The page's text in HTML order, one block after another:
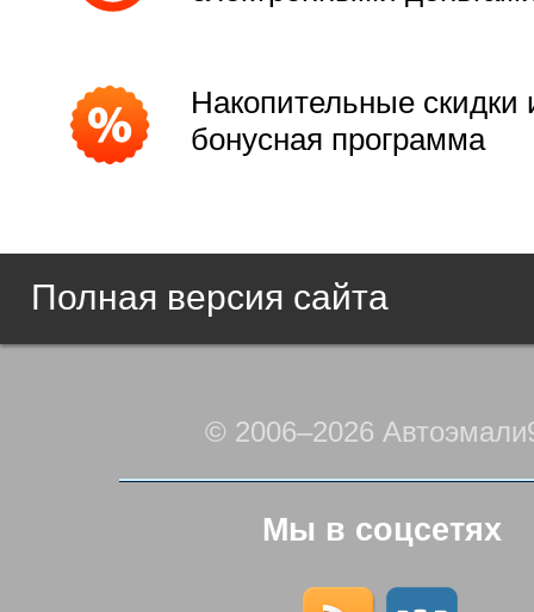
Накопительные скидки
бонусная программа
Полная версия сайта
© 2006–2026
Мы в соцсетях